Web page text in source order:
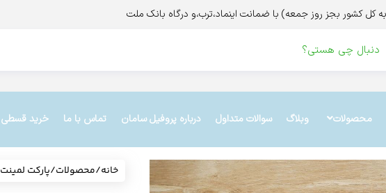
محصولات وبلاگ سوالات متداول درباره پروفیل سامان تماس با ما خرید قسطی
خانه/محصولات/پارکت لمینت